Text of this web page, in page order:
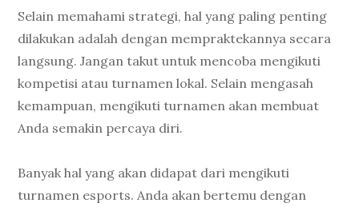
Selain memahami strategi, hal yang paling penting
dilakukan adalah dengan mempraktekannya secara
langsung. Jangan takut untuk mencoba mengikuti
kompetisi atau turnamen lokal. Selain mengasah
kemampuan, mengikuti turnamen akan membuat
Anda semakin percaya diri.
Banyak hal yang akan didapat dari mengikuti
turnamen esports. Anda akan bertemu dengan